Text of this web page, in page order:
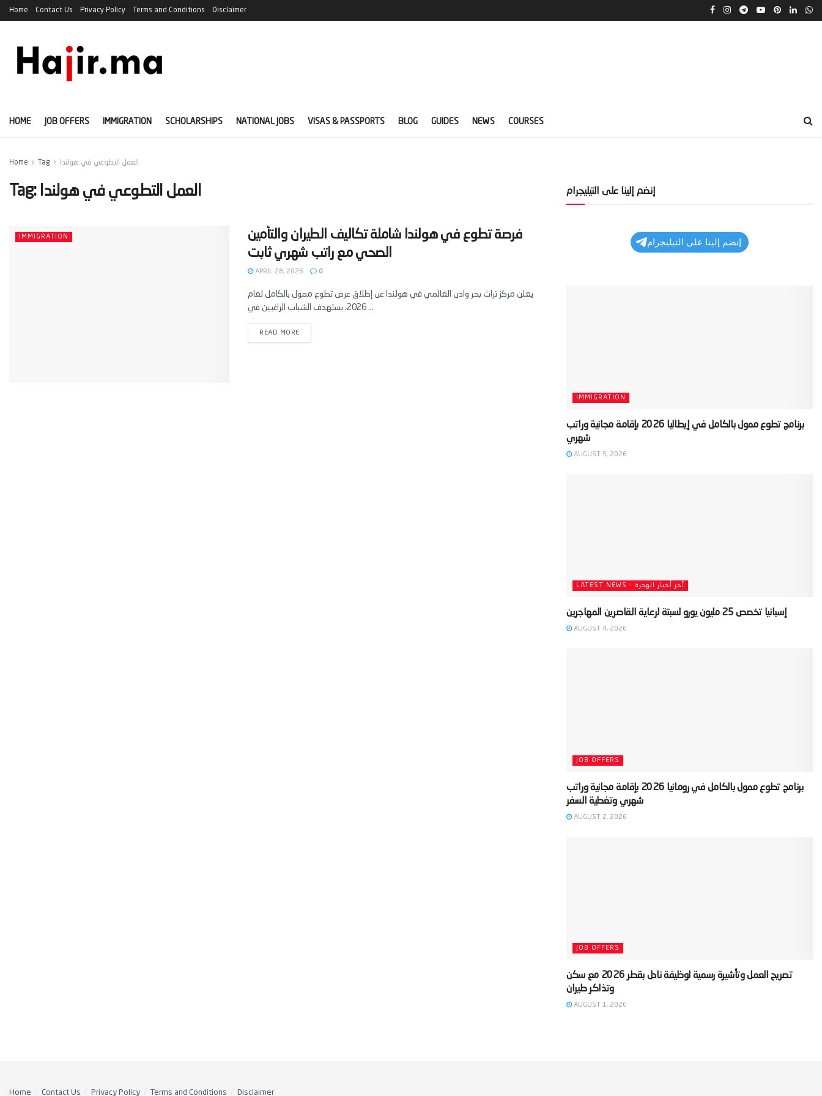
Home Contact Us Privacy Policy Terms and Conditions Disclaimer
HOME JOB OFFERS IMMIGRATION SCHOLARSHIPS NATIONAL JOBS VISAS & PASSPORTS BLOG GUIDES NEWS COURSES
Home Tag العمل التطوعي في هولندا
Tag: العمل التطوعي في هولندا
IMMIGRATION
‫فرصة تطوع في هولندا شاملة تكاليف الطيران والتأمين
APRIL 28, 2026 0
يعلن مركز تراث بحر وادن العالمي في هولندا عن إطلاق عرض تطوع ممول بالكامل لعام
2026، يستهدف الشباب الراغبين في ...
READ MORE
إنضم إلينا على التيليجرام
إنضم إلينا على التيليجرام
IMMIGRATION
‫برنامج تطوع ممول بالكامل في إيطاليا 2026 بإقامة مجانية وراتب
شهري‬
AUGUST 5, 2026
LATEST NEWS - آخر أخبار الهجرة
AUGUST 4, 2026
JOB OFFERS
‫برنامج تطوع ممول بالكامل في رومانيا 2026 بإقامة مجانية وراتب
شهري وتغطية السفر‬
AUGUST 2, 2026
JOB OFFERS
‫تصريح العمل وتأشيرة رسمية لوظيفة نادل بقطر 2026 مع سكن
AUGUST 1, 2026
Home Contact Us Privacy Policy Terms and Conditions Disclaimer